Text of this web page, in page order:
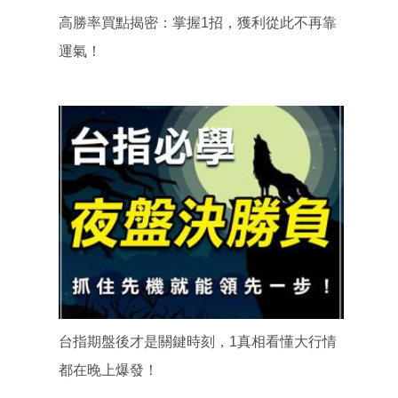
高勝率買點揭密：掌握1招，獲利從此不再靠
運氣！
台指期盤後才是關鍵時刻，1真相看懂大行情
都在晚上爆發！